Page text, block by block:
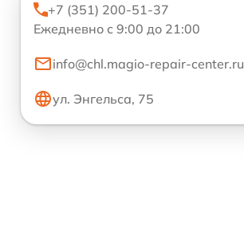
+7 (351) 200-51-37
Ежедневно с 9:00 до 21:00
info@chl.magio-repair-center.ru
ул. Энгельса, 75